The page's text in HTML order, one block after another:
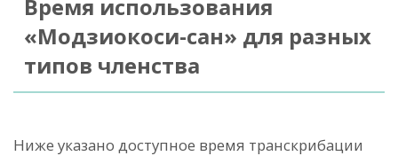
Время использования
«Модзиокоси-сан» для разных
типов членства
Ниже указано доступное время транскрибации